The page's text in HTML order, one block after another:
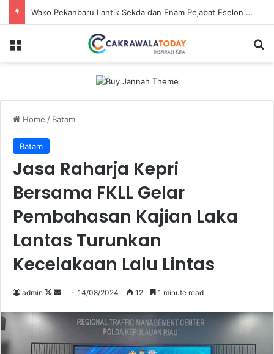
Wako Pekanbaru Lantik Sekda dan Enam Pejabat Eselon Lainnya
Menu
Home / Batam
Batam
Jasa Raharja Kepri
Bersama FKLL Gelar
Pembahasan Kajian Laka
Lantas Turunkan
Kecelakaan Lalu Lintas
admin
Follow
X
Send
email
14/08/2024 12 1 minute read